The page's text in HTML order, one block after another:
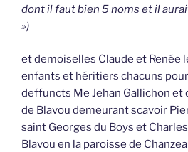
dont il faut bien 5 noms et il
»)
et demoiselles Claude et Renée
enfants et héritiers chacuns
deffuncts Me Jehan Gallichon et
de Blavou demeurant scavoir
saint Georges du Boys et
Blavou en la paroisse de